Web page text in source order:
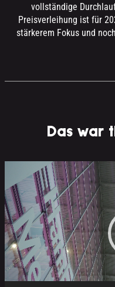
vollständige
Preisverleihung ist für
stärkerem Fokus und
Das war
Player